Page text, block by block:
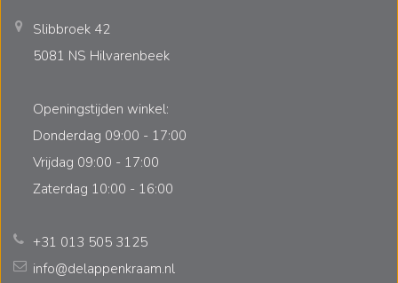
Slibbroek 42
5081 NS Hilvarenbeek
Openingstijden winkel:
Donderdag 09:00 - 17:00
Vrijdag 09:00 - 17:00
Zaterdag 10:00 - 16:00
+31 013 505 3125
info@delappenkraam.nl